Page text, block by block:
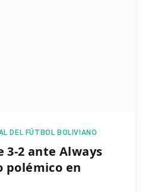
DEL FÚTBOL BOLIVIANO
3-2 ante Always
polémico en